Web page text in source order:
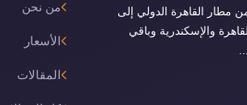
مطار القاهرة الدولي إلى
والإسكندرية وباقي
من نحن
الأسعار
المقالات